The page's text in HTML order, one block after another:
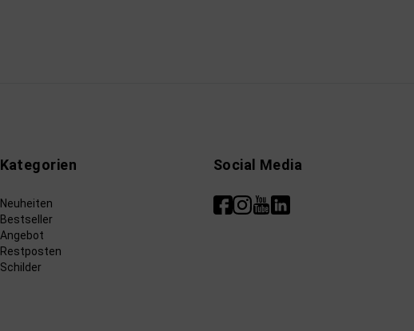
Kategorien
Neuheiten
Bestseller
Angebot
Restposten
Schilder
Social Media